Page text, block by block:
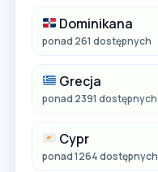
Dominikana
ponad 261 dostępnych
Grecja
ponad 2391 dostępnych
Cypr
ponad 1264 dostępnych